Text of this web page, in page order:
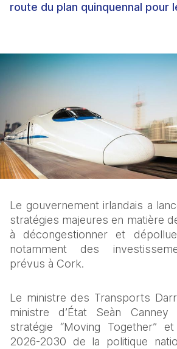
route du plan quinquennal pour
Le gouvernement irlandais a
stratégies majeures en matière
à décongestionner et
notamment des
prévus à Cork.
Le ministre des Transports
ministre d’État Seàn
stratégie “Moving Together”
2026-2030 de la politique